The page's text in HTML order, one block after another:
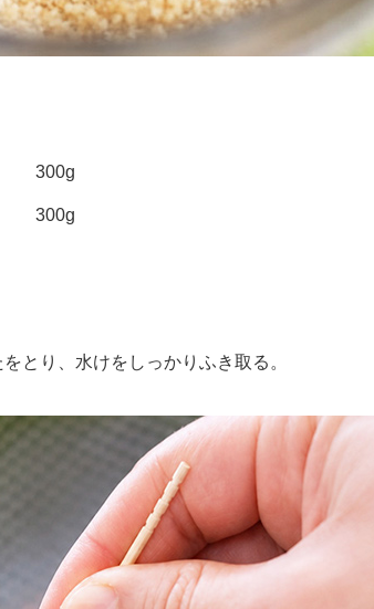
300g
300g
とり、水けをしっかりふき取る。